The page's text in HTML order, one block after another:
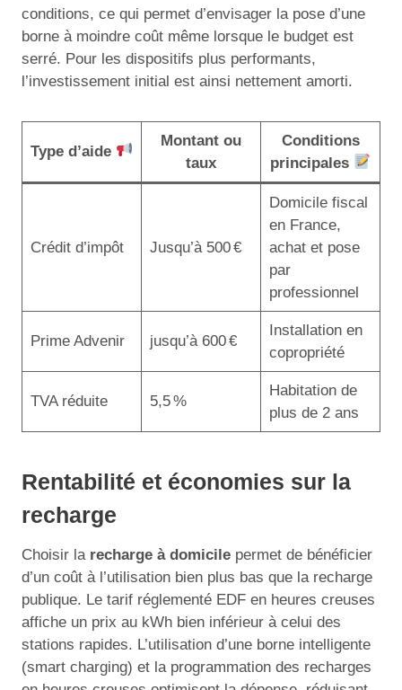
conditions, ce qui permet d’envisager la pose d’une
borne à moindre coût même lorsque le budget est
serré. Pour les dispositifs plus performants,
l’investissement initial est ainsi nettement amorti.
Type d’aide
Montant ou
taux
Conditions
principales
Crédit d’impôt Jusqu’à 500 €
Domicile fiscal
en France,
achat et pose
par
professionnel
Prime Advenir jusqu’à 600 €
Installation en
copropriété
TVA réduite 5,5 %
Habitation de
plus de 2 ans
Rentabilité et économies sur la
recharge
Choisir la recharge à domicile permet de bénéficier
d’un coût à l’utilisation bien plus bas que la recharge
publique. Le tarif réglementé EDF en heures creuses
affiche un prix au kWh bien inférieur à celui des
stations rapides. L’utilisation d’une borne intelligente
(smart charging) et la programmation des recharges